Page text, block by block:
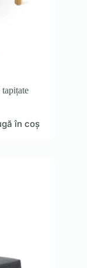
tapițate
în coș